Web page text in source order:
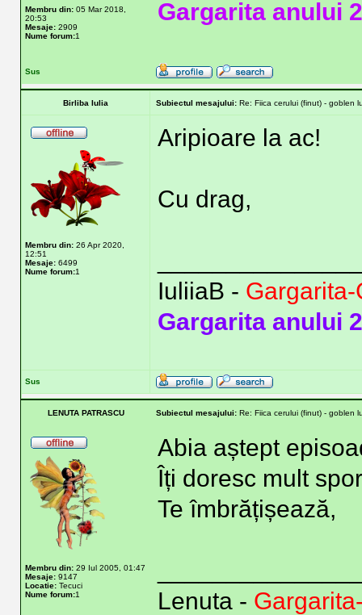
Membru din: 05 Mar 2018,
20:53
Mesaje: 2909
Nume forum:1
Gargarita anului
Sus
Birliba Iulia Subiectul mesajului: Re: Fiica cerului (finut) - goblen
Membru din: 26 Apr 2020,
12:51
Mesaje: 6499
Nume forum:1
Aripioare la ac!
Cu drag,
IuliiaB -
Gargarita anului
Sus
LENUTA PATRASCU Subiectul mesajului: Re: Fiica cerului (finut) - goblen
Membru din: 29 Iul 2005, 01:47
Mesaje: 9147
Locatie: Tecuci
Nume forum:1
Abia aștept
Îți doresc mult
Te îmbrățișează,
Lenuta -